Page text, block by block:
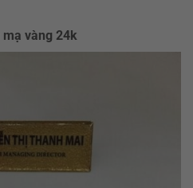
mạ vàng 24k